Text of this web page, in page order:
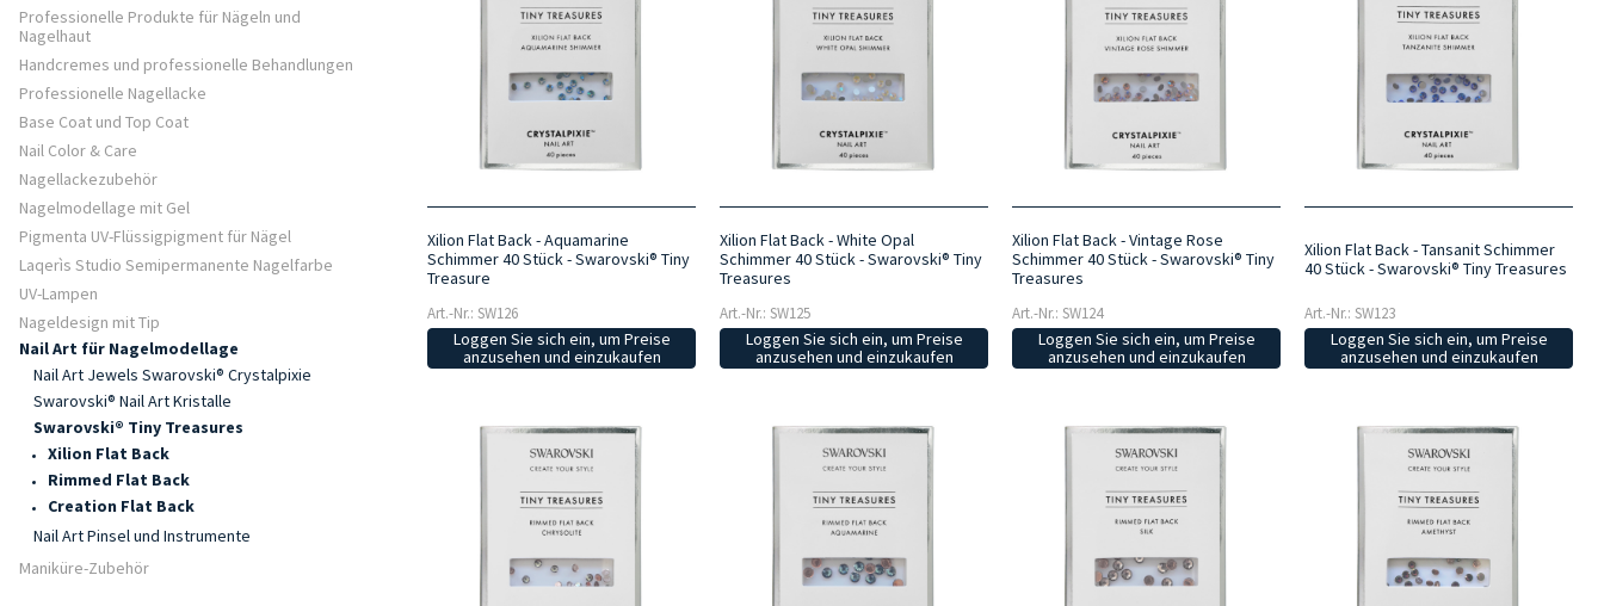
Professionelle Produkte für Nägeln und
Nagelhaut
Handcremes und professionelle Behandlungen
Professionelle Nagellacke
Base Coat und Top Coat
Nail Color & Care
Nagellackezubehör
Nagelmodellage mit Gel
Pigmenta UV-Flüssigpigment für Nägel
Laqerìs Studio Semipermanente Nagelfarbe
UV-Lampen
Nageldesign mit Tip
Nail Art für Nagelmodellage
Nail Art Jewels Swarovski® Crystalpixie
Swarovski® Nail Art Kristalle
Swarovski® Tiny Treasures
Xilion Flat Back
Rimmed Flat Back
Creation Flat Back
Nail Art Pinsel und Instrumente
Maniküre-Zubehör
Xilion Flat Back - Aquamarine
Schimmer 40 Stück - Swarovski® Tiny
Treasure
Art.-Nr.: SW126
Loggen Sie sich ein, um Preise
anzusehen und einzukaufen
Xilion Flat Back - White Opal
Schimmer 40 Stück - Swarovski® Tiny
Treasures
Art.-Nr.: SW125
Loggen Sie sich ein, um Preise
anzusehen und einzukaufen
Xilion Flat Back - Vintage Rose
Schimmer 40 Stück - Swarovski® Tiny
Treasures
Art.-Nr.: SW124
Loggen Sie sich ein, um Preise
anzusehen und einzukaufen
Xilion Flat Back - Tansanit Schimmer
40 Stück - Swarovski® Tiny Treasures
Art.-Nr.: SW123
Loggen Sie sich ein, um Preise
anzusehen und einzukaufen